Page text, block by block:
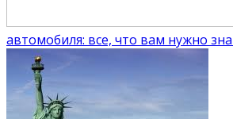
автомобиля: все, что вам нужно